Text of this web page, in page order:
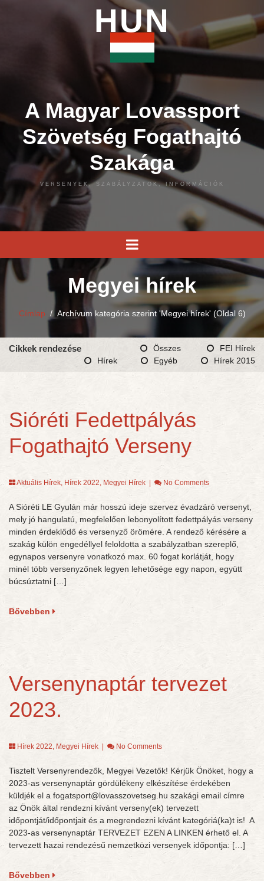
HUN
A Magyar Lovassport
Szövetség Fogathajtó
Szakága
VERSENYEK, SZABÁLYZATOK, INFORMÁCIÓK
Megyei hírek
Címlap / Archívum kategória szerint 'Megyei hírek' (Oldal 6)
Cikkek rendezése Összes
FEI Hírek
Hírek
Egyéb Hírek 2015
Sióréti Fedettpályás
Fogathajtó Verseny
Aktuális Hírek, Hírek 2022, Megyei Hírek No Comments
A Sióréti LE Gyulán már hosszú ideje szervez évadzáró versenyt,
mely jó hangulatú, megfelelően lebonyolított fedettpályás verseny
minden érdeklődő és versenyző örömére. A rendező kérésére a
szakág külön engedéllyel feloldotta a szabályzatban szereplő,
egynapos versenyre vonatkozó max. 60 fogat korlátját, hogy
minél több versenyzőnek legyen lehetősége egy napon, együtt
búcsúztatni […]
Bővebben
Versenynaptár tervezet
2023.
Hírek 2022, Megyei Hírek No Comments
Tisztelt Versenyrendezők, Megyei Vezetők! Kérjük Önöket, hogy a
2023-as versenynaptár gördülékeny elkészítése érdekében
küldjék el a fogatsport@lovasszovetseg.hu szakági email címre
az Önök által rendezni kívánt verseny(ek) tervezett
időpontját/időpontjait és a megrendezni kívánt kategóriá(ka)t is! A
2023-as versenynaptár TERVEZET EZEN A LINKEN érhető el. A
tervezett hazai rendezésű nemzetközi versenyek időpontja: […]
Bővebben